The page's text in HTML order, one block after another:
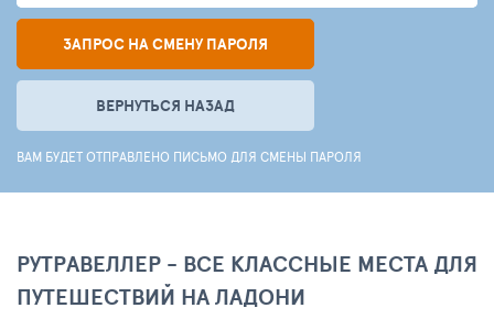
ЗАПРОС НА СМЕНУ ПАРОЛЯ
ВЕРНУТЬСЯ НАЗАД
ВАМ БУДЕТ ОТПРАВЛЕНО ПИСЬМО ДЛЯ СМЕНЫ ПАРОЛЯ
РУТРАВЕЛЛЕР - ВСЕ КЛАССНЫЕ МЕСТА ДЛЯ
ПУТЕШЕСТВИЙ НА ЛАДОНИ